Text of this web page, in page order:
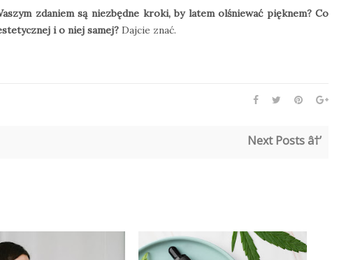
zdaniem są niezbędne kroki, by latem olśniewać pięknem? Co
i o niej samej? Dajcie znać.
Next Posts â†’